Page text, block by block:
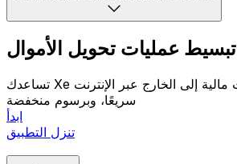
تبسيط عمليات تحويل الأموال
تساعدك Xe على إرسال تحويلات مالية إلى الخارج عبر الإنترنت
سريعًا، وبرسوم منخفضة
ابدأ
تنزل التطبيق